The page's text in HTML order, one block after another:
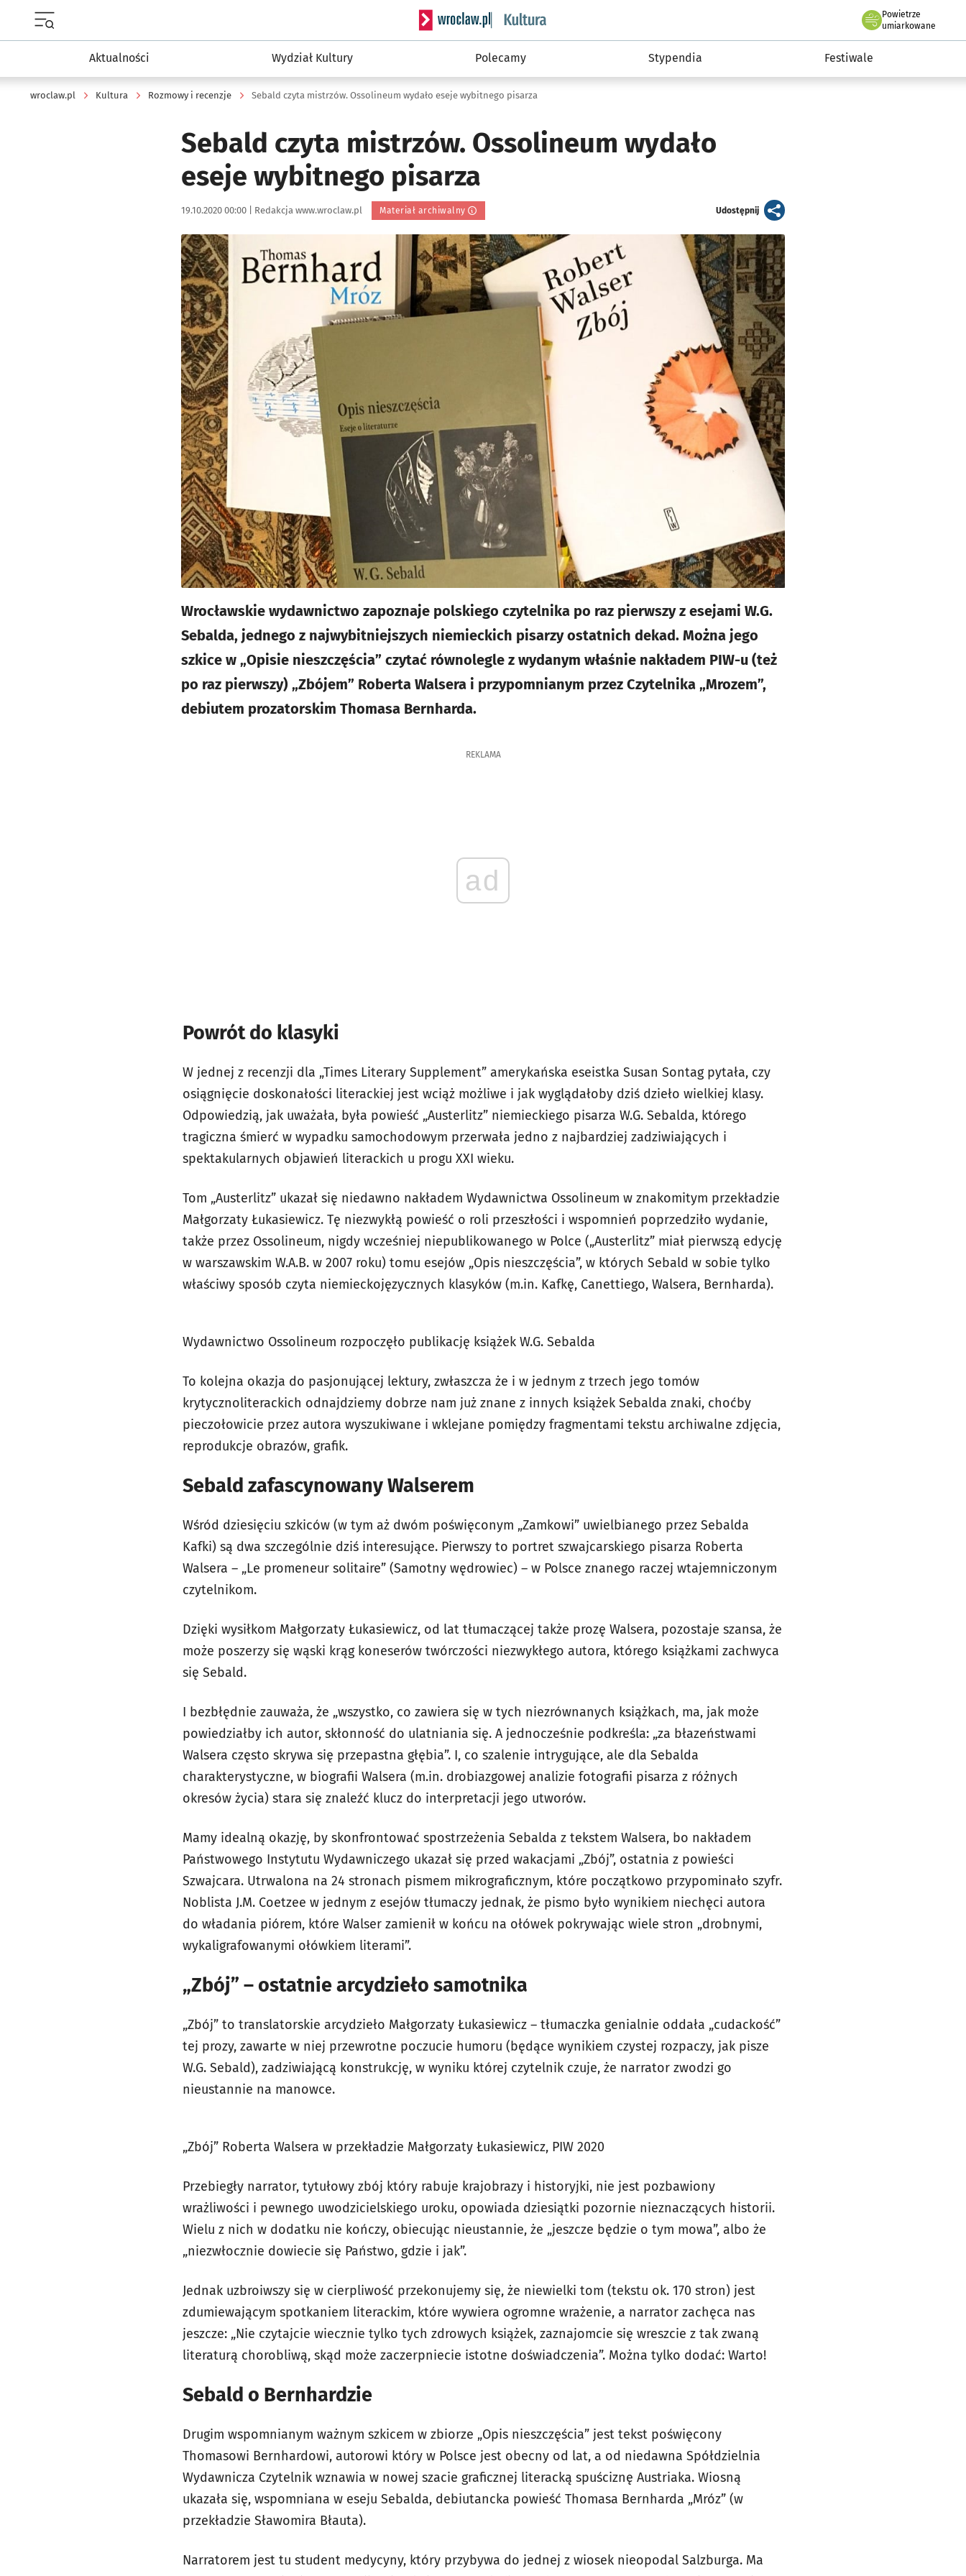
Serwis informacyjny wroclaw.pl podserwis: Kultura
Powietrze
we Wrocławiu
umiarkowane
Aktualności Wydział Kultury Polecamy Stypendia Festiwale
wroclaw.pl Kultura Rozmowy i recenzje Sebald czyta mistrzów. Ossolineum wydało eseje wybitnego pisarza
Sebald czyta mistrzów. Ossolineum wydało
eseje wybitnego pisarza
Data publikacji:
19.10.2020 00:00 | Autor:
Redakcja www.wroclaw.pl Materiał archiwalny Udostępnijartykuł
Kliknij, aby powiększyć
Wrocławskie wydawnictwo zapoznaje polskiego czytelnika po raz pierwszy z esejami W.G.
Sebalda, jednego z najwybitniejszych niemieckich pisarzy ostatnich dekad. Można jego
szkice w „Opisie nieszczęścia” czytać równolegle z wydanym właśnie nakładem PIW-u (też
po raz pierwszy) „Zbójem” Roberta Walsera i przypomnianym przez Czytelnika „Mrozem”,
debiutem prozatorskim Thomasa Bernharda.
REKLAMA
ad
Powrót do klasyki
W jednej z recenzji dla „Times Literary Supplement” amerykańska eseistka Susan Sontag pytała, czy
osiągnięcie doskonałości literackiej jest wciąż możliwe i jak wyglądałoby dziś dzieło wielkiej klasy.
Odpowiedzią, jak uważała, była powieść „Austerlitz” niemieckiego pisarza W.G. Sebalda, którego
tragiczna śmierć w wypadku samochodowym przerwała jedno z najbardziej zadziwiających i
spektakularnych objawień literackich u progu XXI wieku.
Tom „Austerlitz” ukazał się niedawno nakładem Wydawnictwa Ossolineum w znakomitym przekładzie
Małgorzaty Łukasiewicz. Tę niezwykłą powieść o roli przeszłości i wspomnień poprzedziło wydanie,
także przez Ossolineum, nigdy wcześniej niepublikowanego w Polce („Austerlitz” miał pierwszą edycję
w warszawskim W.A.B. w 2007 roku) tomu esejów „Opis nieszczęścia”, w których Sebald w sobie tylko
właściwy sposób czyta niemieckojęzycznych klasyków (m.in. Kafkę, Canettiego, Walsera, Bernharda).
Wydawnictwo Ossolineum rozpoczęło publikację książek W.G. Sebalda
To kolejna okazja do pasjonującej lektury, zwłaszcza że i w jednym z trzech jego tomów
krytycznoliterackich odnajdziemy dobrze nam już znane z innych książek Sebalda znaki, choćby
pieczołowicie przez autora wyszukiwane i wklejane pomiędzy fragmentami tekstu archiwalne zdjęcia,
reprodukcje obrazów, grafik.
Sebald zafascynowany Walserem
Wśród dziesięciu szkiców (w tym aż dwóm poświęconym „Zamkowi” uwielbianego przez Sebalda
Kafki) są dwa szczególnie dziś interesujące. Pierwszy to portret szwajcarskiego pisarza Roberta
Walsera – „Le promeneur solitaire” (Samotny wędrowiec) – w Polsce znanego raczej wtajemniczonym
czytelnikom.
Dzięki wysiłkom Małgorzaty Łukasiewicz, od lat tłumaczącej także prozę Walsera, pozostaje szansa, że
może poszerzy się wąski krąg koneserów twórczości niezwykłego autora, którego książkami zachwyca
się Sebald.
I bezbłędnie zauważa, że „wszystko, co zawiera się w tych niezrównanych książkach, ma, jak może
powiedziałby ich autor, skłonność do ulatniania się. A jednocześnie podkreśla: „za błazeństwami
Walsera często skrywa się przepastna głębia”. I, co szalenie intrygujące, ale dla Sebalda
charakterystyczne, w biografii Walsera (m.in. drobiazgowej analizie fotografii pisarza z różnych
okresów życia) stara się znaleźć klucz do interpretacji jego utworów.
Mamy idealną okazję, by skonfrontować spostrzeżenia Sebalda z tekstem Walsera, bo nakładem
Państwowego Instytutu Wydawniczego ukazał się przed wakacjami „Zbój”, ostatnia z powieści
Szwajcara. Utrwalona na 24 stronach pismem mikrograficznym, które początkowo przypominało szyfr.
Noblista J.M. Coetzee w jednym z esejów tłumaczy jednak, że pismo było wynikiem niechęci autora
do władania piórem, które Walser zamienił w końcu na ołówek pokrywając wiele stron „drobnymi,
wykaligrafowanymi ołówkiem literami”.
„Zbój” – ostatnie arcydzieło samotnika
„Zbój” to translatorskie arcydzieło Małgorzaty Łukasiewicz – tłumaczka genialnie oddała „cudackość”
tej prozy, zawarte w niej przewrotne poczucie humoru (będące wynikiem czystej rozpaczy, jak pisze
W.G. Sebald), zadziwiającą konstrukcję, w wyniku której czytelnik czuje, że narrator zwodzi go
nieustannie na manowce.
„Zbój” Roberta Walsera w przekładzie Małgorzaty Łukasiewicz, PIW 2020
Przebiegły narrator, tytułowy zbój który rabuje krajobrazy i historyjki, nie jest pozbawiony
wrażliwości i pewnego uwodzicielskiego uroku, opowiada dziesiątki pozornie nieznaczących historii.
Wielu z nich w dodatku nie kończy, obiecując nieustannie, że „jeszcze będzie o tym mowa”, albo że
„niezwłocznie dowiecie się Państwo, gdzie i jak”.
Jednak uzbroiwszy się w cierpliwość przekonujemy się, że niewielki tom (tekstu ok. 170 stron) jest
zdumiewającym spotkaniem literackim, które wywiera ogromne wrażenie, a narrator zachęca nas
jeszcze: „Nie czytajcie wiecznie tylko tych zdrowych książek, zaznajomcie się wreszcie z tak zwaną
literaturą chorobliwą, skąd może zaczerpniecie istotne doświadczenia”. Można tylko dodać: Warto!
Sebald o Bernhardzie
Drugim wspomnianym ważnym szkicem w zbiorze „Opis nieszczęścia” jest tekst poświęcony
Thomasowi Bernhardowi, autorowi który w Polsce jest obecny od lat, a od niedawna Spółdzielnia
Wydawnicza Czytelnik wznawia w nowej szacie graficznej literacką spuściznę Austriaka. Wiosną
ukazała się, wspomniana w eseju Sebalda, debiutancka powieść Thomasa Bernharda „Mróz” (w
przekładzie Sławomira Błauta).
Narratorem jest tu student medycyny, który przybywa do jednej z wiosek nieopodal Salzburga. Ma